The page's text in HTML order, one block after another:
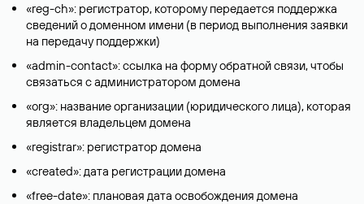
«reg-ch»: регистратор, которому передается поддержка
сведений о доменном имени (в период выполнения заявки
на передачу поддержки)
«admin-contact»: ссылка на форму обратной связи, чтобы
связаться с администратором домена
«org»: название организации (юридического лица), которая
является владельцем домена
«registrar»: регистратор домена
«created»: дата регистрации домена
«free-date»: плановая дата освобождения домена